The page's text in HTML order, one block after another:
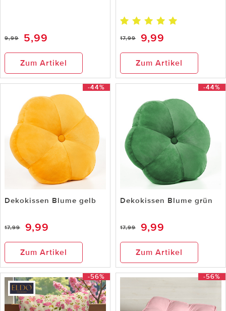
9,99 5,99
Zum Artikel
17,99 9,99
Zum Artikel
-44%
Dekokissen Blume gelb
17,99 9,99
Zum Artikel
-44%
Dekokissen Blume grün
17,99 9,99
Zum Artikel
-56% -56%